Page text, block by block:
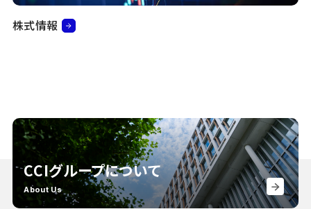
株式情報
CCIグループについて
About Us